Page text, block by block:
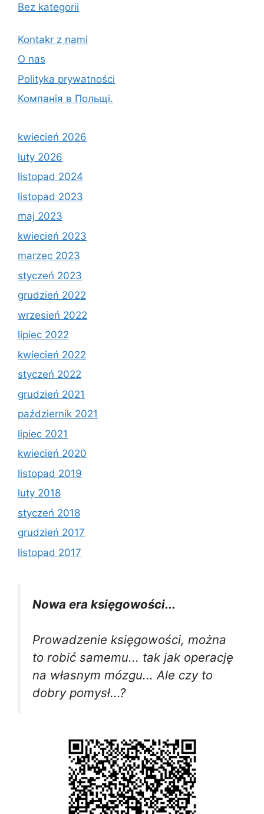
Bez kategorii
Kontakr z nami
O nas
Polityka prywatności
Компанія в Польщі.
kwiecień 2026
luty 2026
listopad 2024
listopad 2023
maj 2023
kwiecień 2023
marzec 2023
styczeń 2023
grudzień 2022
wrzesień 2022
lipiec 2022
kwiecień 2022
styczeń 2022
grudzień 2021
październik 2021
lipiec 2021
kwiecień 2020
listopad 2019
luty 2018
styczeń 2018
grudzień 2017
listopad 2017
Nowa era księgowości...
Prowadzenie księgowości, można
to robić samemu... tak jak operację
na własnym mózgu... Ale czy to
dobry pomysł...?